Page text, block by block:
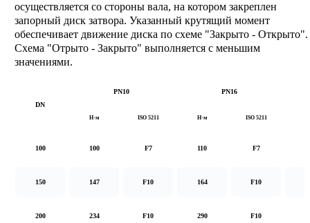
осуществляется со стороны вала, на котором закреплен
запорный диск затвора. Указанный крутящий момент
обеспечивает движение диска по схеме "Закрыто - Открыто".
Схема "Отрыто - Закрыто" выполняется с меньшим
значениями.
DN
PN10 PN16
Н·м ISO 5211 Н·м ISO 5211
100 100 F7 110 F7
150 147 F10 164 F10
200 234 F10 290 F10